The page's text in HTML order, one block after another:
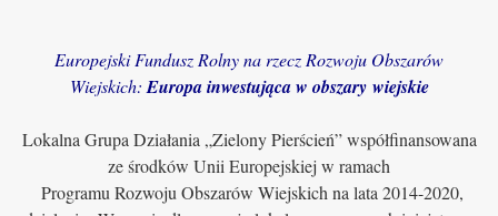
Europejski Fundusz Rolny na rzecz Rozwoju Obszarów
Wiejskich: Europa inwestująca w obszary wiejskie
Lokalna Grupa Działania „Zielony Pierścień” współfinansowana
ze środków Unii Europejskiej w ramach
Programu Rozwoju Obszarów Wiejskich na lata 2014-2020,